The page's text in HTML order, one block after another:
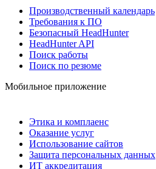
Производственный календарь
Требования к ПО
Безопасный HeadHunter
HeadHunter API
Поиск работы
Поиск по резюме
Мобильное приложение
Этика и комплаенс
Оказание услуг
Использование сайтов
Защита персональных данных
ИТ аккредитация